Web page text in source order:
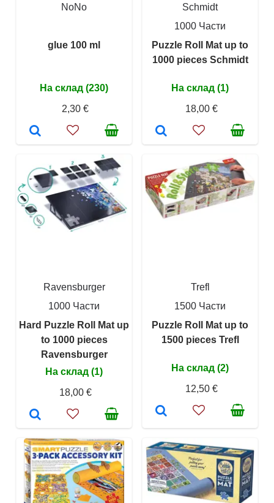
NoNo
glue 100 ml
На склад (230)
2,30 €
Schmidt
1000 Части
Puzzle Roll Mat up to
1000 pieces Schmidt
На склад (1)
18,00 €
Ravensburger
1000 Части
Hard Puzzle Roll Mat up
to 1000 pieces
Ravensburger
На склад (1)
18,00 €
Trefl
1500 Части
Puzzle Roll Mat up to
1500 pieces Trefl
На склад (2)
12,50 €